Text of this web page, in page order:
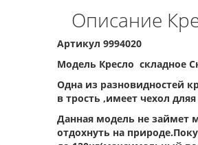
Описание
Артикул 9994020
Модель Кресло складное
Одна из разновидностей
в трость ,имеет чехол
Данная модель не займет
отдохнуть на